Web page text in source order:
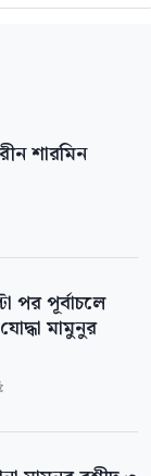
শারমিন
পর পূর্বাচলে
মামুনুর